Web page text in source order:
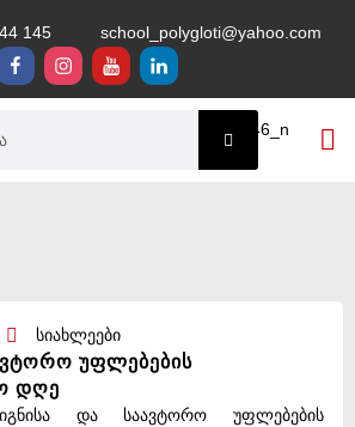
145 school_polygloti@yahoo.com
სიახლეები
უფლებების
დღე
და საავტორო უფლებების